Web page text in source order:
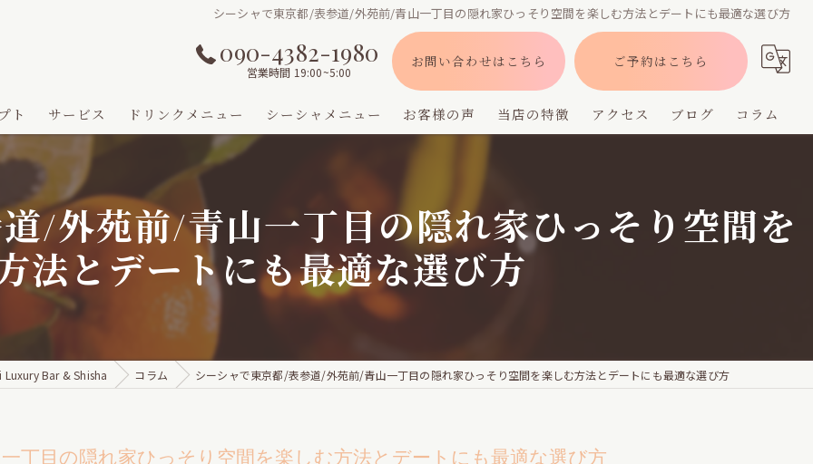
シーシャで東京都/表参道/外苑前/青山一丁目の隠れ家ひっそり空間を楽しむ方法とデートにも最適な選び方
090-4382-1980
営業時間 19:00~5:00
お問い合わせはこちら ご予約はこちら
ト サービス ドリンクメニュー シーシャメニュー お客様の声 当店の特徴
深夜営業
デート
アクセス ブログ コラム
/外苑前/青山一丁目の隠れ家ひっそり空間を
法とデートにも最適な選び方
Luxury Bar & Shisha コラム シーシャで東京都/表参道/外苑前/青山一丁目の隠れ家ひっそり空間を楽しむ方法とデートにも最適な選び方
丁目の隠れ家ひっそり空間を楽しむ方法とデートにも最適な選び方